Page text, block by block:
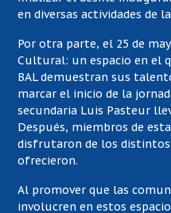
en diversas actividades de
Por otra parte, el 25 de
Cultural: un espacio en el
BAL demuestran sus
marcar el inicio de la
secundaria Luis Pasteur
Después, miembros de
disfrutaron de los distintos
ofrecieron.
Al promover que las
involucren en estos